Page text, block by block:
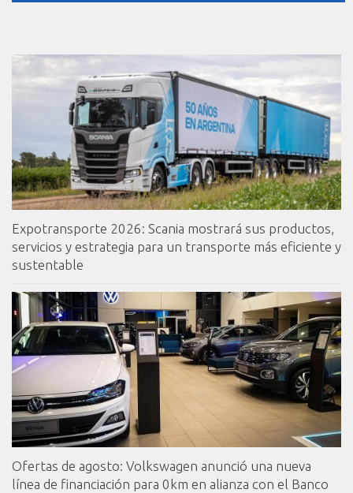
Expotransporte 2026: Scania mostrará sus productos,
servicios y estrategia para un transporte más eficiente y
sustentable
Ofertas de agosto: Volkswagen anunció una nueva
línea de financiación para 0km en alianza con el Banco